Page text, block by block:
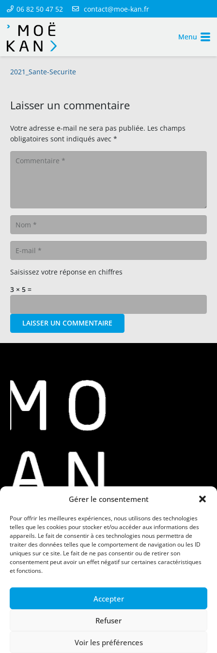
Gérer le consentement
Pour offrir les meilleures expériences, nous utilisons des technologies
telles que les cookies pour stocker et/ou accéder aux informations des
appareils. Le fait de consentir à ces technologies nous permettra de
traiter des données telles que le comportement de navigation ou les ID
uniques sur ce site. Le fait de ne pas consentir ou de retirer son
consentement peut avoir un effet négatif sur certaines caractéristiques
et fonctions.
Accepter
Refuser
Voir les préférences
06 82 50 47 52 contact@moe-kan.fr
Menu
2021_Sante-Securite
Laisser un commentaire
Votre adresse e-mail ne sera pas publiée. Les champs
obligatoires sont indiqués avec *
Saisissez votre réponse en chiffres
3 × 5 =
LAISSER UN COMMENTAIRE
Contacts
contact@moe-kan.fr
06 82 50 47 52
2 rue Albert Rolland 29200 BREST